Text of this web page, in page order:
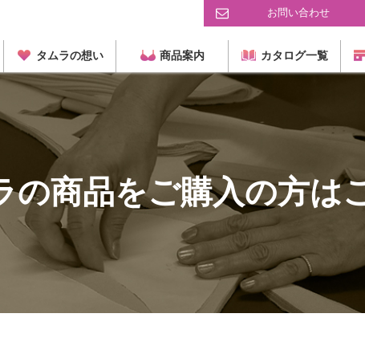
お問い合わせ
タムラの想い 商品案内 カタログ一覧
の商品をご購入の方は